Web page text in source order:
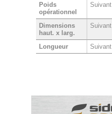
Poids
opérationnel
Dimensions
haut. x larg.
Longueur